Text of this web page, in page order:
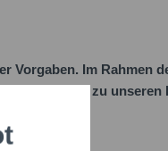
die
Vorgaben. Im Rahmen
Vorschriften zu